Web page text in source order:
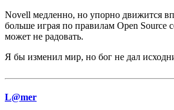
Novell медленно, но упорно движится
больше играя по правилам Open Source
может не радовать.
Я бы изменил мир, но бог не дал
L@mer